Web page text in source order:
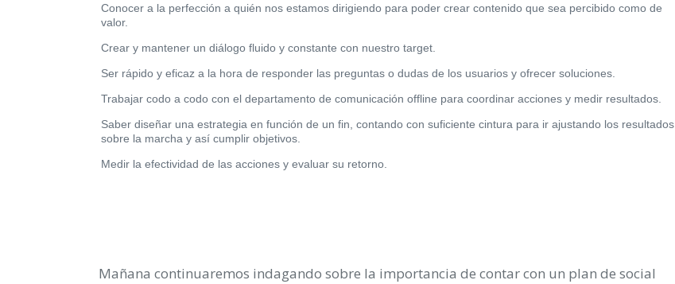
Conocer a la perfección a quién nos estamos dirigiendo para poder crear contenido que sea percibido como de
valor.
Crear y mantener un diálogo fluido y constante con nuestro target.
Ser rápido y eficaz a la hora de responder las preguntas o dudas de los usuarios y ofrecer soluciones.
Trabajar codo a codo con el departamento de comunicación offline para coordinar acciones y medir resultados.
Saber diseñar una estrategia en función de un fin, contando con suficiente cintura para ir ajustando los resultados
sobre la marcha y así cumplir objetivos.
Medir la efectividad de las acciones y evaluar su retorno.
Mañana continuaremos indagando sobre la importancia de contar con un plan de social